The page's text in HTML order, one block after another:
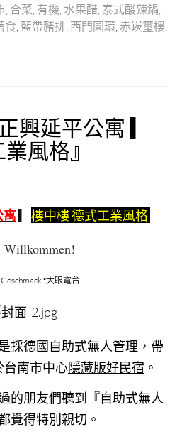
合菜 有機 水果醋 泰式酸辣鍋
食 藍帶豬排 西門圓環 赤崁璽樓
興延平公寓 ▎
風格』
寓▎ 樓中樓 德式工業風格
Willkommen!
ª大眼電台
採德國自助式無人管理，帶
台南市中心隱藏版好民宿 。
的朋友們聽到『自助式無人
覺得特別親切。